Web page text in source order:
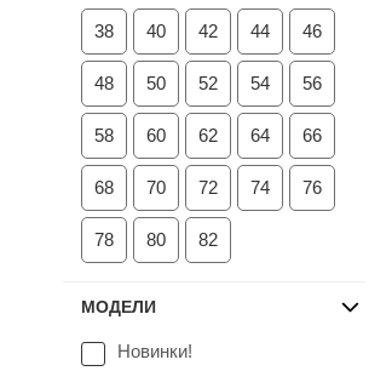
38 40 42 44 46
48 50 52 54 56
58 60 62 64 66
68 70 72 74 76
78 80 82
МОДЕЛИ
Новинки!